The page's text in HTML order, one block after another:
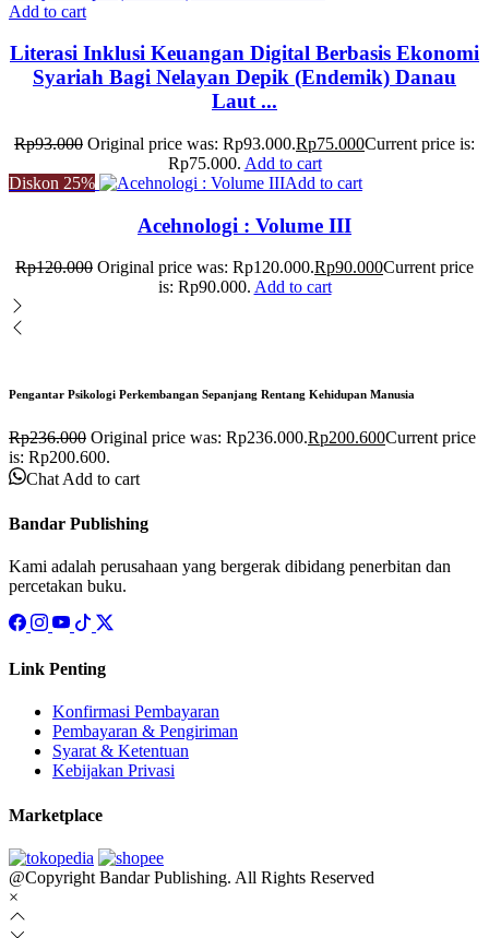
Add to cart
Literasi Inklusi Keuangan Digital Berbasis Ekonomi
Syariah Bagi Nelayan Depik (Endemik) Danau
Laut ...
Rp93.000 Original price was: Rp93.000.Rp75.000Current price is:
Rp75.000. Add to cart
Diskon 25% Add to cart
Acehnologi : Volume III
Rp120.000 Original price was: Rp120.000.Rp90.000Current price
is: Rp90.000. Add to cart
Pengantar Psikologi Perkembangan Sepanjang Rentang Kehidupan Manusia
Rp236.000 Original price was: Rp236.000.Rp200.600Current price
is: Rp200.600.
Chat Add to cart
Bandar Publishing
Kami adalah perusahaan yang bergerak dibidang penerbitan dan
percetakan buku.
Link Penting
Konfirmasi Pembayaran
Pembayaran & Pengiriman
Syarat & Ketentuan
Kebijakan Privasi
Marketplace
@Copyright Bandar Publishing. All Rights Reserved
×